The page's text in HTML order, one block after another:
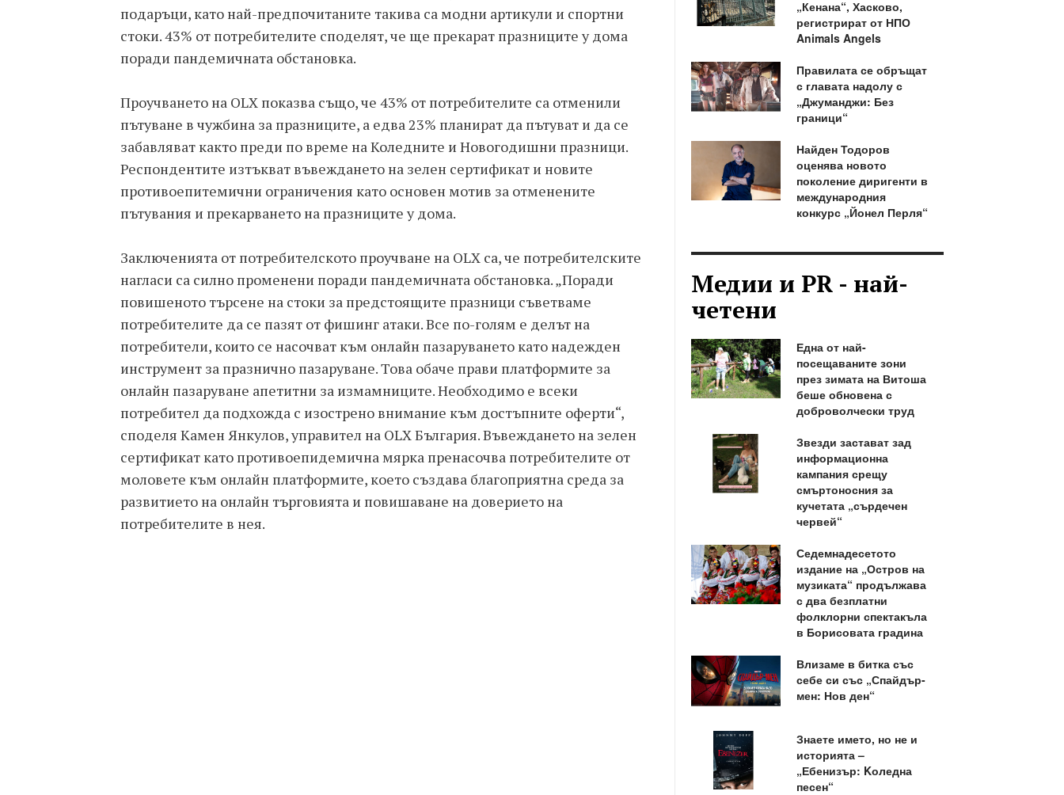
подаръци, като най-предпочитаните такива са модни артикули и спортни
стоки. 43% от потребителите споделят, че ще прекарат празниците у дома
поради пандемичната обстановка.
Проучването на OLX показва също, че 43% от потребителите са отменили
пътуване в чужбина за празниците, а едва 23% планират да пътуват и да се
забавляват както преди по време на Коледните и Новогодишни празници.
Респондентите изтъкват въвеждането на зелен сертификат и новите
противоепитемични ограничения като основен мотив за отменените
пътувания и прекарването на празниците у дома.
Заключенията от потребителското проучване на OLX са, че потребителските
нагласи са силно променени поради пандемичната обстановка. „Поради
повишеното търсене на стоки за предстоящите празници съветваме
потребителите да се пазят от фишинг атаки. Все по-голям е делът на
потребители, които се насочват към онлайн пазаруването като надежден
инструмент за празнично пазаруване. Това обаче прави платформите за
онлайн пазаруване апетитни за измамниците. Необходимо е всеки
потребител да подхожда с изострено внимание към достъпните оферти“,
споделя Камен Янкулов, управител на OLX България. Въвеждането на зелен
сертификат като противоепидемична мярка пренасочва потребителите от
моловете към онлайн платформите, което създава благоприятна среда за
развитието на онлайн търговията и повишаване на доверието на
потребителите в нея.
„Кенана“, Хасково,
регистрират от НПО
Animals Angels
Правилата се обръщат
с главата надолу с
„Джуманджи: Без
граници“
Найден Тодоров
оценява новото
поколение диригенти в
международния
конкурс „Йонел Перля“
Медии и PR - най-
четени
Една от най-
посещаваните зони
през зимата на Витоша
беше обновена с
доброволчески труд
Звезди застават зад
информационна
кампания срещу
смъртоносния за
кучетата „сърдечен
червей“
Седемнадесетото
издание на „Остров на
музиката“ продължава
с два безплатни
фолклорни спектакъла
в Борисовата градина
Влизаме в битка със
себе си със „Спайдър-
мен: Нов ден“
Знаете името, но не и
историята –
„Ебенизър: Kоледна
песен“